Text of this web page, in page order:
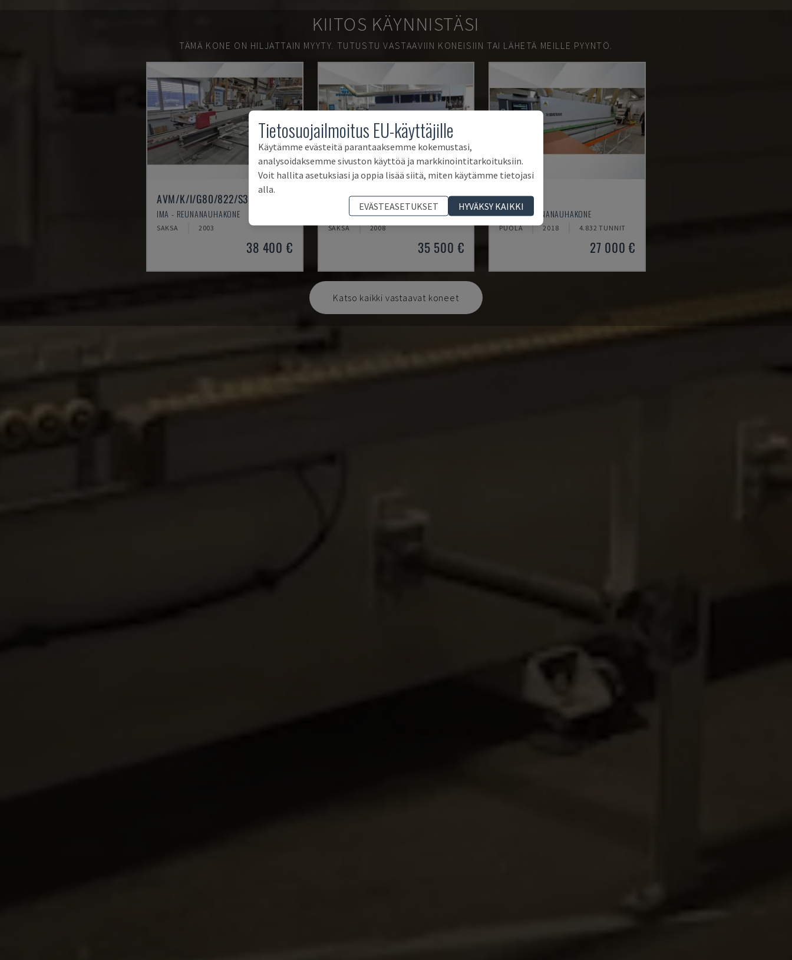
KIITOS KÄYNNISTÄSI
TÄMÄ KONE ON HILJATTAIN MYYTY. TUTUSTU VASTAAVIIN KONEISIIN TAI LÄHETÄ MEILLE PYYNTÖ.
AVM/K/I/G80/822/S3R3L20
IMA - REUNANAUHAKONE
SAKSA 2003
38 400 €
OPTIMAT KAL210/6/A20/S2
HOMAG - REUNANAUHAKONE
SAKSA 2008
35 500 €
JADE 340
BIESSE - REUNANAUHAKONE
PUOLA 2018 4.832 TUNNIT
27 000 €
Katso kaikki vastaavat koneet
Tietosuojailmoitus EU-käyttäjille
Käytämme evästeitä parantaaksemme kokemustasi,
analysoidaksemme sivuston käyttöä ja markkinointitarkoituksiin.
Voit hallita asetuksiasi ja oppia lisää siitä, miten käytämme tietojasi
alla.
EVÄSTEASETUKSET
HYVÄKSY KAIKKI